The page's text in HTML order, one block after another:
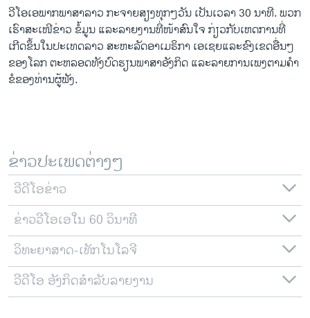
ວິທະຍາສາດ-ເທັກໂນໂລຈີ
ທຸລະກິດ
ພາສາອັງກິດ
ວີດີໂອ
ລາຍງານ
ຕິດຕາມພວກເຮົາ ທີ່
ພາສາຕ່າງໆ
ວີ​ໂອ​ເອພາກ​ພາສາ​ລາວ​ ກະຈາຍສຽງ​ທຸກໆ​ວັນ ​ເປັນ​ເວລາ 30 ນາທີ. ພວກ​
ເຮົາ​ສະ​ເໜີຂ່າວ ຂໍ້​ມູນ ​ແລະ​ລາຍ​ງານ​ທີ່​ໜ້າ​ສົນ​ໃຈ ກ່ຽວກັບເຫດການທີ່​
ເກີດ​ຂຶ້ນ​ໃນ​ປະ​ເທດ​ລາວ ສະຫະລັດ​ອ​າ​ເມ​ຣິ​ກາ ​ເອ​ເຊຍ​ແລະ​ຂົງເຂດ​ອື່ນໆ​
ຂອງ​ໂລກ ຕະຫລອດ​ທັງ​ບົດຮຽນ​ພາສາ​ອັງກິດ ​ແລະ​ລາຍການ​ເພງ​ຕາມ​ຄຳ​
ຂໍ​ຂອງ​ທ່ານ​ຜູ້​ຟັງ.
ຂ່າວປະເພດຕ່າງໆ
ວີດີໂອຂ່າວ
ຂ່າວວີໂອເອໃນ 60 ວິນາທີ
ວິທະຍາສາດ-ເທັກໂນໂລຈີ
ວີດີໂອ ອັງກິດສຳລັບລາຍງານ